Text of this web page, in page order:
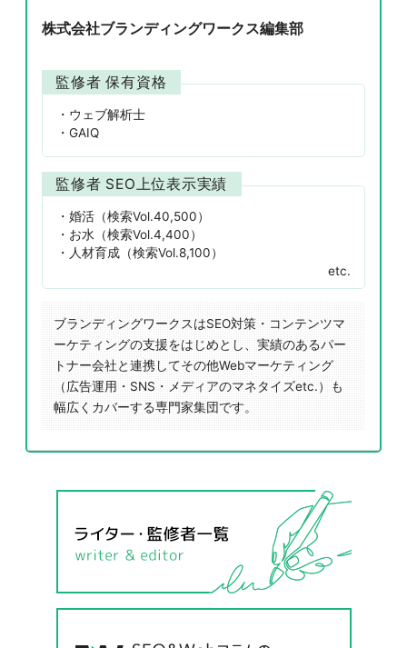
株式会社ブランディングワークス編集部
監修者 保有資格
ウェブ解析士
GAIQ
監修者 SEO上位表示実績
婚活（検索Vol.40,500）
お水（検索Vol.4,400）
人材育成（検索Vol.8,100）
etc.
ブランディングワークスはSEO対策・コンテンツマ
ーケティングの支援をはじめとし、実績のあるパー
トナー会社と連携してその他Webマーケティング
（広告運用・SNS・メディアのマネタイズetc.）も
幅広くカバーする専門家集団です。